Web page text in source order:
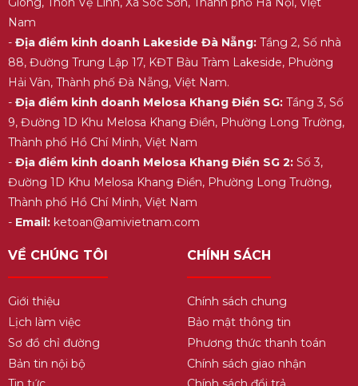
Nam
- Địa điểm kinh doanh Lakeside Đà Nẵng:Tầng 2, Số nhà
88, Đường Trung Lập 17, KĐT Bàu Tràm Lakeside, Phường
Hải Vân, Thành phố Đà Nẵng, Việt Nam.
- Địa điểm kinh doanh Melosa Khang Điền SG:Tầng 3, Số
9, Đường 1D Khu Melosa Khang Điền, Phường Long Trường,
Thành phố Hồ Chí Minh, Việt Nam
- Địa điểm kinh doanh Melosa Khang Điền SG 2:Số 3,
Đường 1D Khu Melosa Khang Điền, Phường Long Trường,
Thành phố Hồ Chí Minh, Việt Nam
- Email:ketoan@amivietnam.com
VỀ CHÚNG TÔI
Giới thiệu
Lịch làm việc
Sơ đồ chỉ đường
Bản tin nội bộ
CHÍNH SÁCH
Chính sách chung
Bảo mật thông tin
Phương thức thanh toán
Chính sách giao nhận